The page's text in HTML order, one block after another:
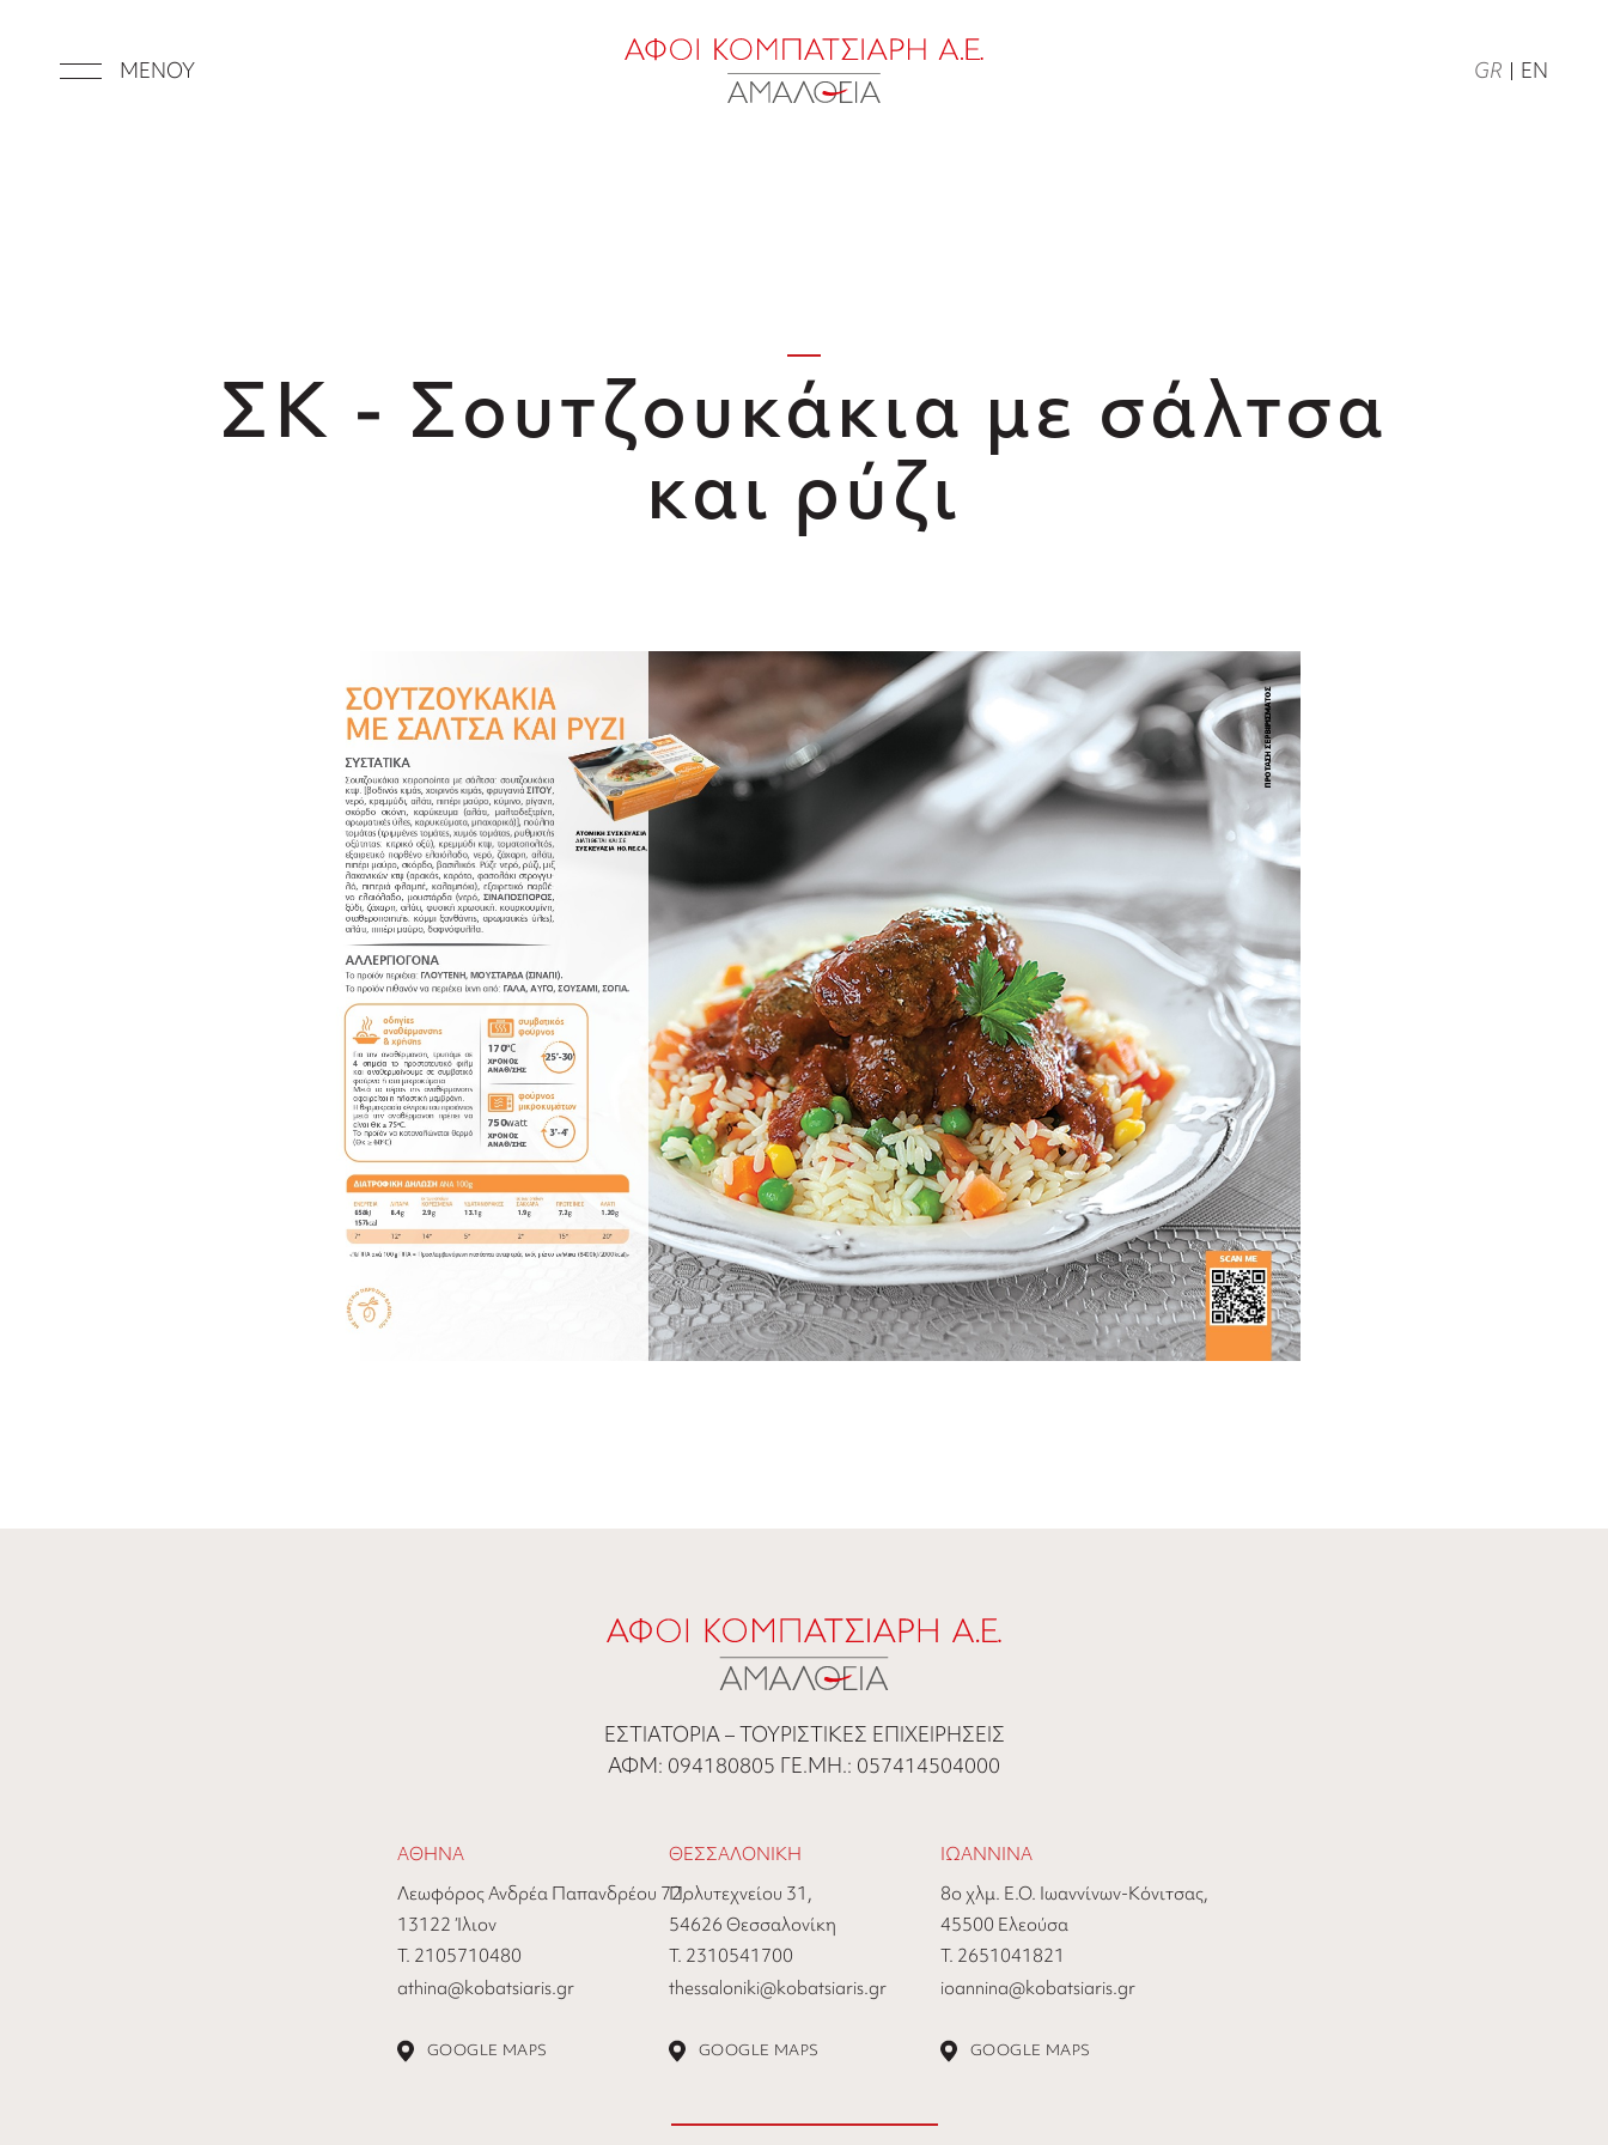
ΜΕΝΟΥ GR EN
ΣΚ - Σουτζουκάκια με σάλτσα
και ρύζι
ΕΣΤΙΑΤΟΡΙΑ – ΤΟΥΡΙΣΤΙΚΕΣ ΕΠΙΧΕΙΡΗΣΕΙΣ
ΑΦΜ: 094180805 ΓΕ.ΜΗ.: 057414504000
ΑΘΗΝΑ
Λεωφόρος Ανδρέα Παπανδρέου 72,
13122 Ίλιον
Τ. 2105710480
athina@kobatsiaris.gr
GOOGLE MAPS
ΘΕΣΣΑΛΟΝΙΚΗ
Πολυτεχνείου 31,
54626 Θεσσαλονίκη
Τ. 2310541700
thessaloniki@kobatsiaris.gr
GOOGLE MAPS
ΙΩΑΝΝΙΝΑ
8ο χλμ. Ε.Ο. Ιωαννίνων-Κόνιτσας,
45500 Ελεούσα
Τ. 2651041821
ioannina@kobatsiaris.gr
GOOGLE MAPS